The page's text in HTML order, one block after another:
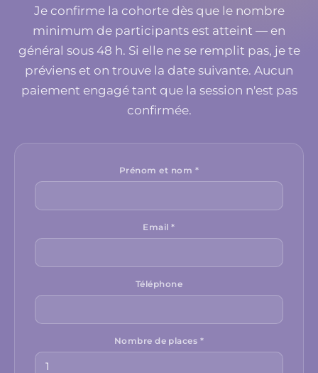
Je confirme la cohorte dès que le nombre
minimum de participants est atteint — en
général sous 48 h. Si elle ne se remplit pas, je te
préviens et on trouve la date suivante. Aucun
paiement engagé tant que la session n'est pas
confirmée.
Prénom et nom *
Email *
Téléphone
Nombre de places *